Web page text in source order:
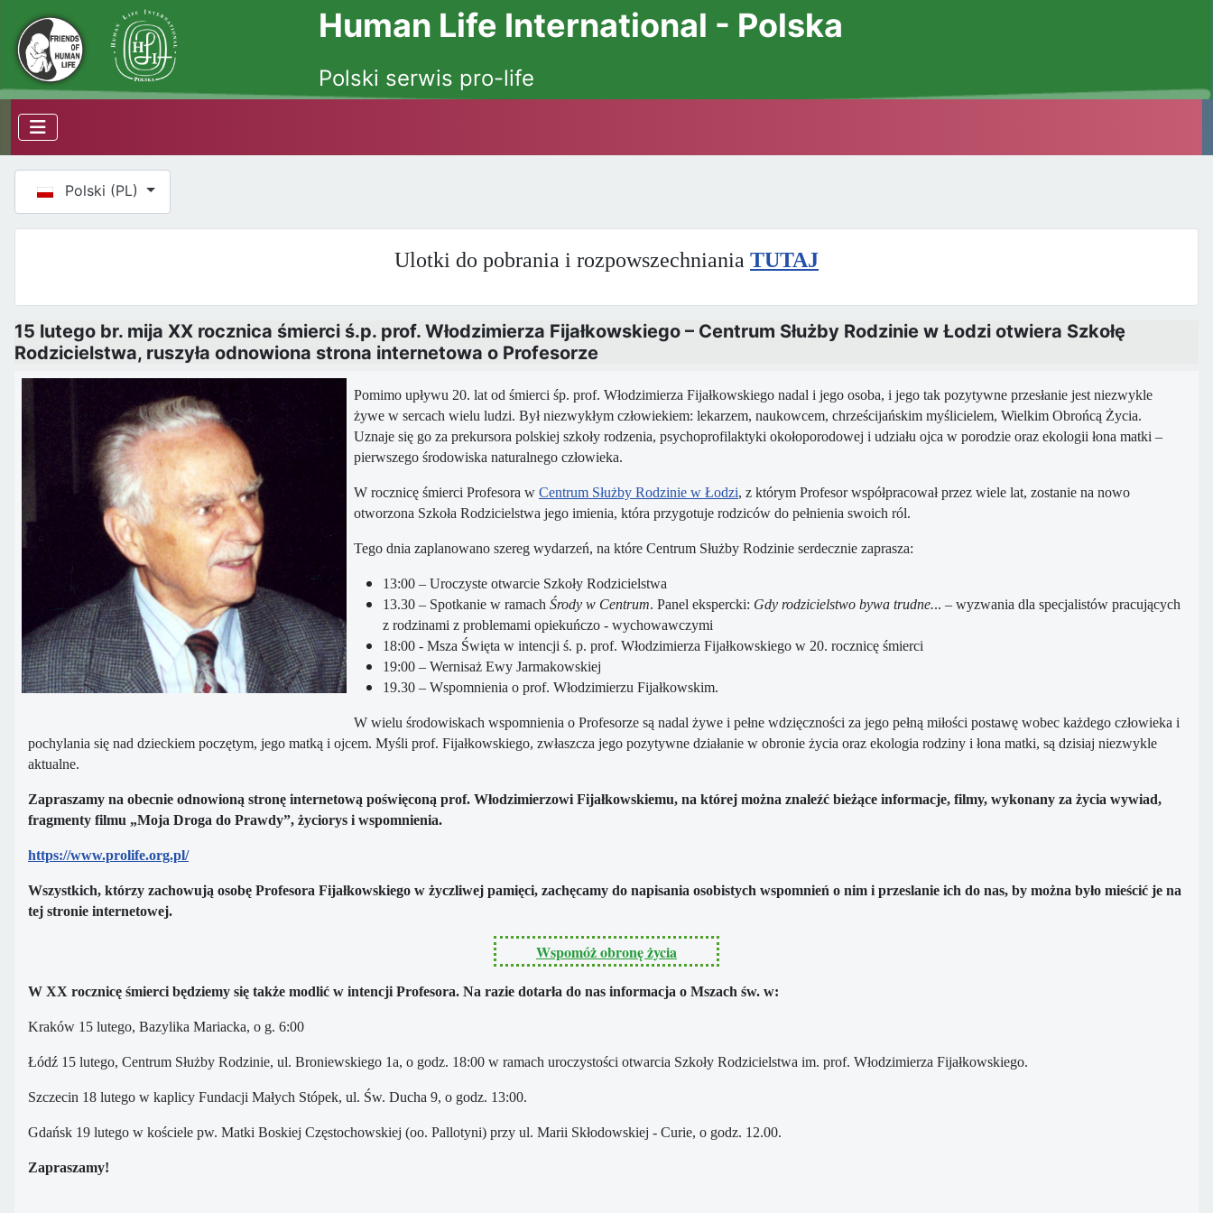
Human Life International - Polska
Polski serwis pro-life
Wybierz swój język
Polski (PL)
Ulotki do pobrania i rozpowszechniania TUTAJ
15 lutego br. mija XX rocznica śmierci ś.p. prof. Włodzimierza Fijałkowskiego – Centrum Służby Rodzinie w Łodzi otwiera Szkołę
Rodzicielstwa, ruszyła odnowiona strona internetowa o Profesorze
Pomimo upływu 20. lat od śmierci śp. prof. Włodzimierza Fijałkowskiego nadal i jego osoba, i jego tak pozytywne przesłanie jest niezwykle
żywe w sercach wielu ludzi. Był niezwykłym człowiekiem: lekarzem, naukowcem, chrześcijańskim myślicielem, Wielkim Obrońcą Życia.
Uznaje się go za prekursora polskiej szkoły rodzenia, psychoprofilaktyki okołoporodowej i udziału ojca w porodzie oraz ekologii łona matki –
pierwszego środowiska naturalnego człowieka.
W rocznicę śmierci Profesora w Centrum Służby Rodzinie w Łodzi, z którym Profesor współpracował przez wiele lat, zostanie na nowo
otworzona Szkoła Rodzicielstwa jego imienia, która przygotuje rodziców do pełnienia swoich ról.
Tego dnia zaplanowano szereg wydarzeń, na które Centrum Służby Rodzinie serdecznie zaprasza:
13:00 – Uroczyste otwarcie Szkoły Rodzicielstwa
13.30 – Spotkanie w ramach Środy w Centrum. Panel ekspercki: Gdy rodzicielstwo bywa trudne... – wyzwania dla specjalistów pracujących
z rodzinami z problemami opiekuńczo - wychowawczymi
18:00 - Msza Święta w intencji ś. p. prof. Włodzimierza Fijałkowskiego w 20. rocznicę śmierci
19:00 – Wernisaż Ewy Jarmakowskiej
19.30 – Wspomnienia o prof. Włodzimierzu Fijałkowskim.
W wielu środowiskach wspomnienia o Profesorze są nadal żywe i pełne wdzięczności za jego pełną miłości postawę wobec każdego człowieka i
pochylania się nad dzieckiem poczętym, jego matką i ojcem. Myśli prof. Fijałkowskiego, zwłaszcza jego pozytywne działanie w obronie życia oraz ekologia rodziny i łona matki, są dzisiaj niezwykle
aktualne.
Zapraszamy na obecnie odnowioną stronę internetową poświęconą prof. Włodzimierzowi Fijałkowskiemu, na której można znaleźć bieżące informacje, filmy, wykonany za życia wywiad,
fragmenty filmu „Moja Droga do Prawdy”, życiorys i wspomnienia.
https://www.prolife.org.pl/
Wszystkich, którzy zachowują osobę Profesora Fijałkowskiego w życzliwej pamięci, zachęcamy do napisania osobistych wspomnień o nim i przeslanie ich do nas, by można było mieścić je na
tej stronie internetowej.
Wspomóż obronę życia
W XX rocznicę śmierci będziemy się także modlić w intencji Profesora. Na razie dotarła do nas informacja o Mszach św. w:
Kraków 15 lutego, Bazylika Mariacka, o g. 6:00
Łódź 15 lutego, Centrum Służby Rodzinie, ul. Broniewskiego 1a, o godz. 18:00 w ramach uroczystości otwarcia Szkoły Rodzicielstwa im. prof. Włodzimierza Fijałkowskiego.
Szczecin 18 lutego w kaplicy Fundacji Małych Stópek, ul. Św. Ducha 9, o godz. 13:00.
Gdańsk 19 lutego w kościele pw. Matki Boskiej Częstochowskiej (oo. Pallotyni) przy ul. Marii Skłodowskiej - Curie, o godz. 12.00.
Zapraszamy!